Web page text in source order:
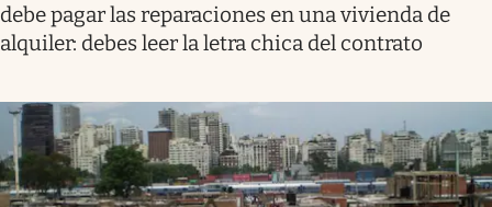
debe pagar las reparaciones en una vivienda de
alquiler: debes leer la letra chica del contrato